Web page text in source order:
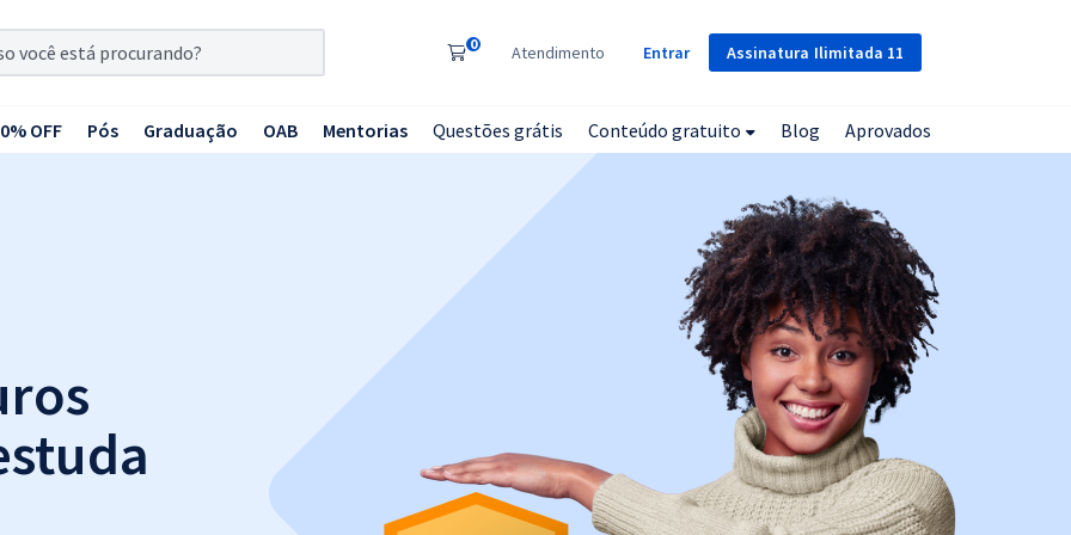
Assinatura Ilimitada 11
0 Atendimento Entrar
OFF Pós Graduação OAB Mentorias Questões grátis Conteúdo gratuito Blog Aprovados